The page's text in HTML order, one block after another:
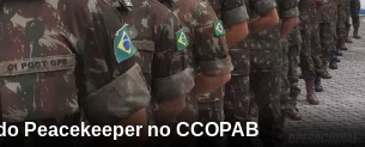
Peacekeeper no CCOPAB